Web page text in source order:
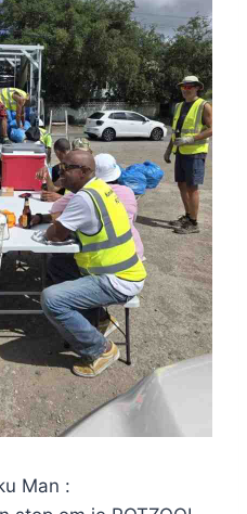
Man :